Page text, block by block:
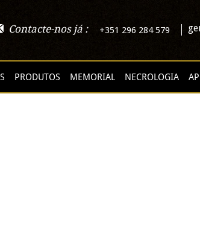
Contacte-nos já : +351 296 284 579
PRODUTOS MEMORIAL NECROLOGIA